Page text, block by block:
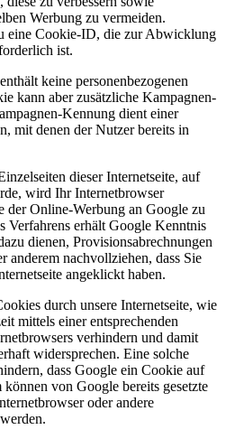
Werbung zu vermeiden.
eine Cookie-ID, die zur Abwicklung
ist.
keine personenbezogenen
kann aber zusätzliche Kampagnen-
Kennung dient einer
mit denen der Nutzer bereits in
dieser Internetseite, auf
wird Ihr Internetbrowser
der Online-Werbung an Google zu
Verfahrens erhält Google Kenntnis
dienen, Provisionsabrechnungen
anderem nachvollziehen, dass Sie
angeklickt haben.
durch unsere Internetseite, wie
mittels einer entsprechenden
verhindern und damit
widersprechen. Eine solche
dass Google ein Cookie auf
von Google bereits gesetzte
oder andere